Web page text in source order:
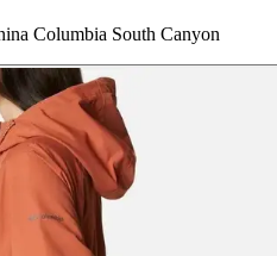
Columbia South Canyon